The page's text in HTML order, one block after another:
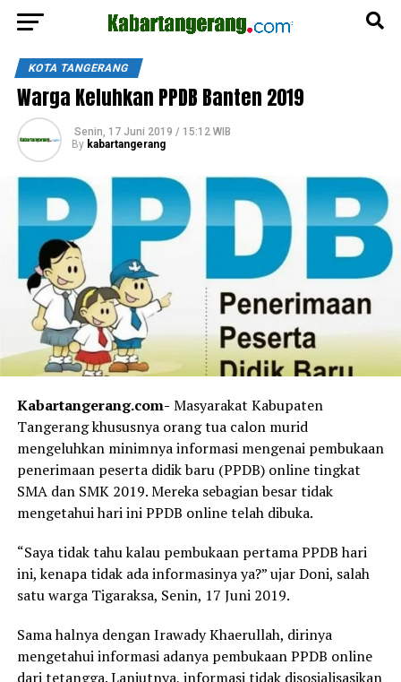
KOTA TANGERANG
Warga Keluhkan PPDB Banten 2019
Senin, 17 Juni 2019 / 15:12 WIB
By kabartangerang
Kabartangerang.com- Masyarakat Kabupaten
Tangerang khususnya orang tua calon murid
mengeluhkan minimnya informasi mengenai pembukaan
penerimaan peserta didik baru (PPDB) online tingkat
SMA dan SMK 2019. Mereka sebagian besar tidak
mengetahui hari ini PPDB online telah dibuka.
“Saya tidak tahu kalau pembukaan pertama PPDB hari
ini, kenapa tidak ada informasinya ya?” ujar Doni, salah
satu warga Tigaraksa, Senin, 17 Juni 2019.
Sama halnya dengan Irawady Khaerullah, dirinya
mengetahui informasi adanya pembukaan PPDB online
dari tetangga. Lanjutnya, informasi tidak disosialisasikan